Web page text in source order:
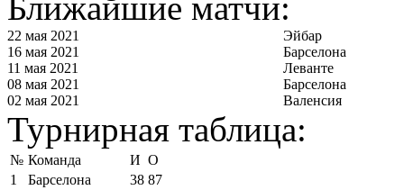
22 мая 2021
Эйбар
16 мая 2021
Барселона
11 мая 2021
Леванте
08 мая 2021
Барселона
02 мая 2021
Валенсия
Турнирная таблица:
№ Команда И О
1
Барселона 38 87